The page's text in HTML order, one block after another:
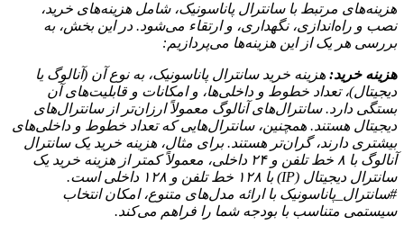
هزینه‌های مرتبط با سانترال پاناسونیک، شامل هزینه‌های خرید،
نصب و راه‌اندازی، نگهداری، و ارتقاء می‌شود. در این بخش، به
بررسی هر یک از این هزینه‌ها می‌پردازیم:
هزینه خرید: هزینه خرید سانترال پاناسونیک، به نوع آن (آنالوگ یا
دیجیتال)، تعداد خطوط و داخلی‌ها، و امکانات و قابلیت‌های آن
بستگی دارد. سانترال‌های آنالوگ معمولاً ارزان‌تر از سانترال‌های
دیجیتال هستند. همچنین، سانترال‌هایی که تعداد خطوط و داخلی‌های
بیشتری دارند، گران‌تر هستند. برای مثال، هزینه خرید یک سانترال
آنالوگ با ۸ خط تلفن و ۲۴ داخلی، معمولاً کمتر از هزینه خرید یک
سانترال دیجیتال (IP) با ۱۲۸ خط تلفن و ۱۲۸ داخلی است.
#سانترال_پاناسونیک با ارائه مدل‌های متنوع، امکان انتخاب
سیستمی متناسب با بودجه شما را فراهم می‌کند.